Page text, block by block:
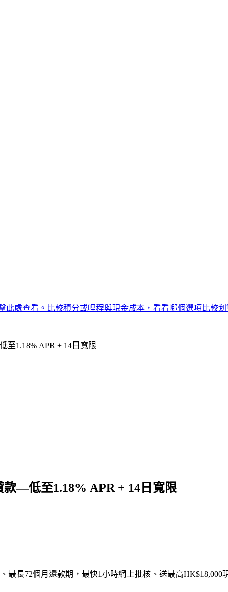
此處查看。比較積分或哩程與現金成本，看看哪個選項比較划
至1.18% APR + 14日寬限
—低至1.18% APR + 14日寬限
長72個月還款期，最快1小時網上批核、送最高HK$18,000